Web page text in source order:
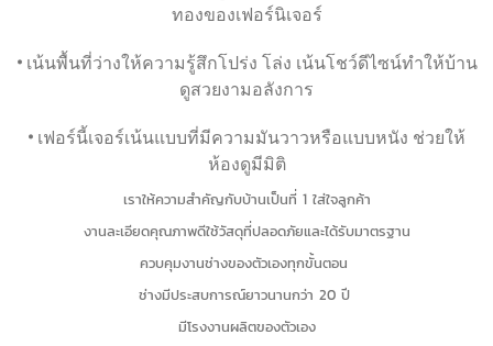
ทองของเฟอร์นิเจอร์
•เน้นพื้นที่ว่างให้ความรู้สึกโปร่ง โล่ง เน้นโชว์ดีไซน์ทำให้บ้าน
ดูสวยงามอลังการ
• เฟอร์นี้เจอร์เน้นแบบที่มีความมันวาวหรือแบบหนัง ช่วยให้
ห้องดูมีมิติ
เราให้ความสำคัญกับบ้านเป็นที่ 1 ใส่ใจลูกค้า
งานละเอียดคุณภาพดีใช้วัสดุที่ปลอดภัยและได้รับมาตรฐาน
ควบคุมงานช่างของตัวเองทุกขั้นตอน
ช่างมีประสบการณ์ยาวนานกว่า 20 ปี
มีโรงงานผลิตของตัวเอง